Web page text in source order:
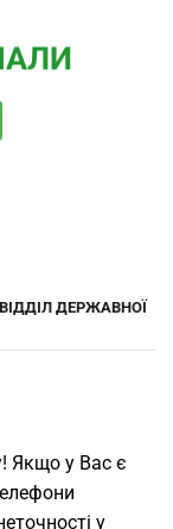
ДЕРЖАВНОЇ
Якщо у Вас є
у